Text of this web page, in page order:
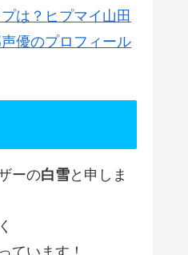
は？ヒプマイ山田
優のプロフィール
ーの白雪と申しま